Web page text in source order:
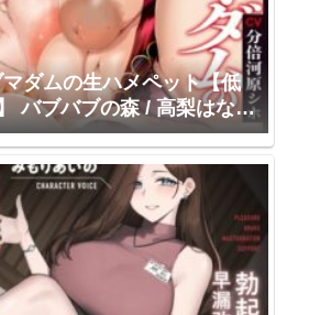
ダムの生ハメペット【低
バブバブの森 / 高梨はなみ